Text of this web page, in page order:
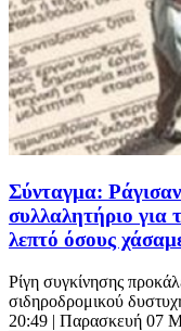
Σύνταγμα:
συλλαλητήριο για
λεπτό όσους
Ρίγη συγκίνησης
σιδηροδρομικού
20:49 | Παρασκευή 07